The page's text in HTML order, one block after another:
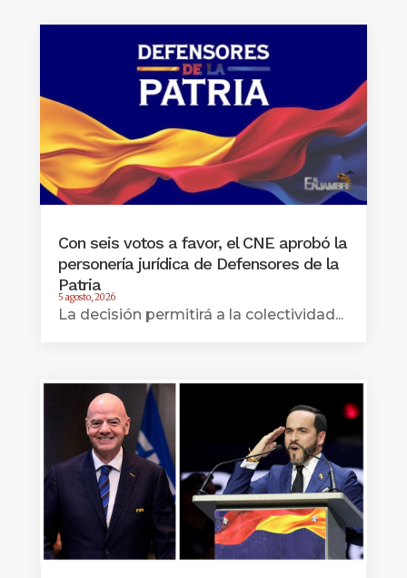
Con seis votos a favor, el CNE aprobó la
personería jurídica de Defensores de la
Patria
5 agosto, 2026
La decisión permitirá a la colectividad...